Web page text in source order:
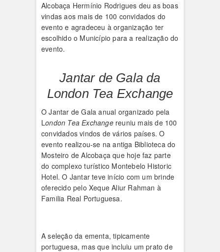
Alcobaça Hermínio Rodrigues deu as boas
vindas aos mais de 100 convidados do
evento e agradeceu à organização ter
escolhido o Município para a realização do
evento.
Jantar de Gala da
London Tea Exchange
O Jantar de Gala anual organizado pela
London Tea Exchange reuniu mais de 100
convidados vindos de vários países. O
evento realizou-se na antiga Biblioteca do
Mosteiro de Alcobaça que hoje faz parte
do complexo turístico Montebelo Historic
Hotel. O Jantar teve início com um brinde
oferecido pelo Xeque Aliur Rahman à
Familia Real Portuguesa.
A seleção da ementa, tipicamente
portuguesa, mas que incluiu um prato de